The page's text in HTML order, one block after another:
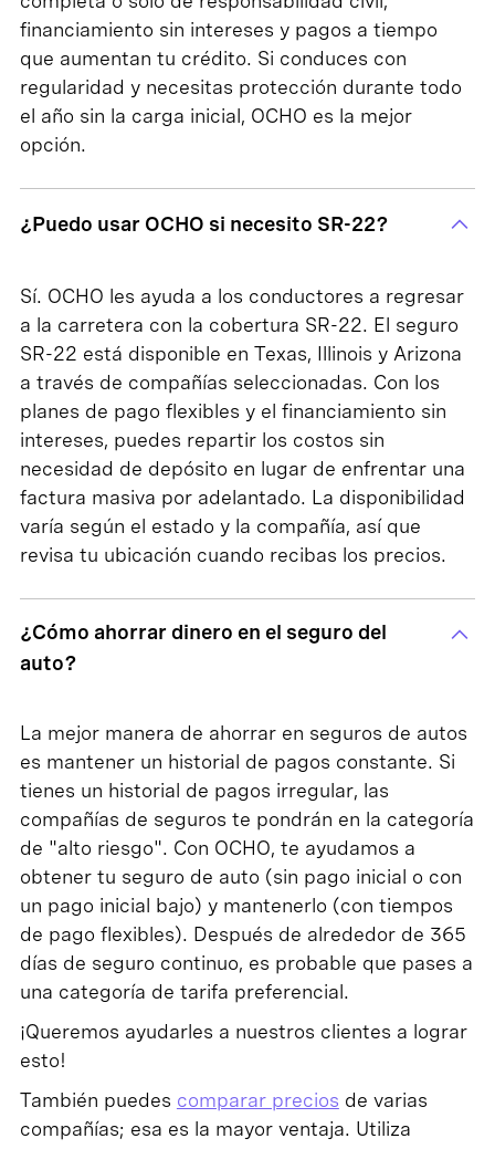
financiamiento sin intereses y pagos a tiempo
que aumentan tu crédito. Si conduces con
regularidad y necesitas protección durante todo
el año sin la carga inicial, OCHO es la mejor
opción.
¿Puedo usar OCHO si necesito SR-22?
Sí. OCHO les ayuda a los conductores a regresar
a la carretera con la cobertura SR-22. El seguro
SR-22 está disponible en Texas, Illinois y Arizona
a través de compañías seleccionadas. Con los
planes de pago flexibles y el financiamiento sin
intereses, puedes repartir los costos sin
necesidad de depósito en lugar de enfrentar una
factura masiva por adelantado. La disponibilidad
varía según el estado y la compañía, así que
revisa tu ubicación cuando recibas los precios.
¿Cómo ahorrar dinero en el seguro del
auto?
La mejor manera de ahorrar en seguros de autos
es mantener un historial de pagos constante. Si
tienes un historial de pagos irregular, las
compañías de seguros te pondrán en la categoría
de "alto riesgo". Con OCHO, te ayudamos a
obtener tu seguro de auto (sin pago inicial o con
un pago inicial bajo) y mantenerlo (con tiempos
de pago flexibles). Después de alrededor de 365
días de seguro continuo, es probable que pases a
una categoría de tarifa preferencial.
¡Queremos ayudarles a nuestros clientes a lograr
esto!
También puedes comparar precios de varias
compañías; esa es la mayor ventaja. Utiliza